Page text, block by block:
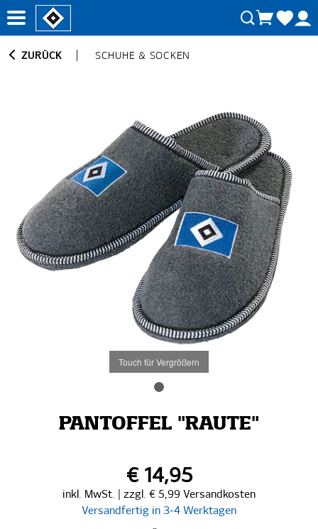
ZURÜCK SCHUHE & SOCKEN
Touch für Vergrößern
PANTOFFEL "RAUTE"
€ 14,95
inkl. MwSt. | zzgl. € 5,99 Versandkosten
Versandfertig in 3-4 Werktagen